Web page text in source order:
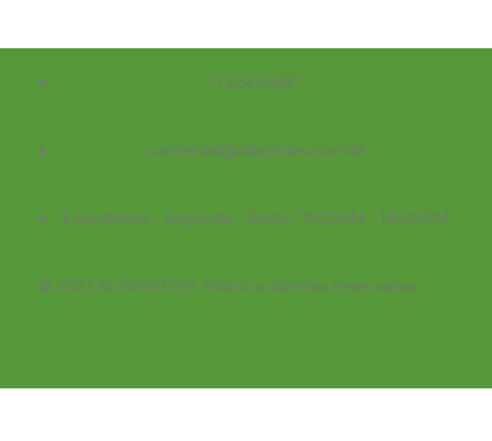
11 2241-6697
comercial@x5brindes.com.br
Expediente - Segunda - Sexta / 9:00AM - 18:00PM
© 2022 X5 BRINDES Todos os direitos reservados